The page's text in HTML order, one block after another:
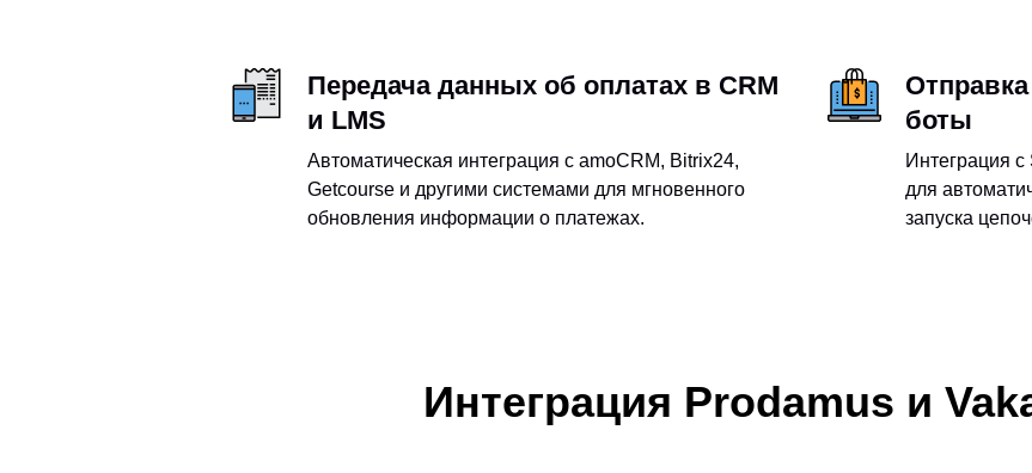
Передача данных об оплатах в CRM
и LMS
Автоматическая интеграция с amoCRM, Bitrix24,
Getcourse и другими системами для мгновенного
обновления информации о платежах.
боты
Интеграция
для
запуска
Интеграция Prodamus и